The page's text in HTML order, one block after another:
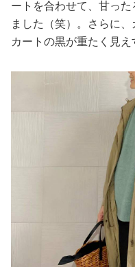
ートを合わせて、甘っ
ました（笑）。さらに
カートの黒が重たく見え